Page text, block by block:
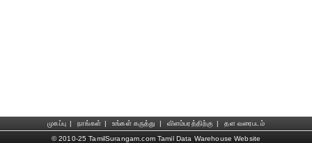
முகப்பு | நாங்கள் | உங்கள் கருத்து | விளம்பரத்திற்கு |
தள வரைபடம்
© 2010-25 TamilSurangam.com Tamil Data Warehouse Website